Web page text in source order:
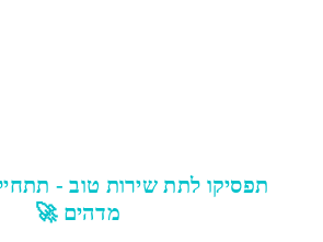
תפסיקו לתת שירות טוב -
מדהים 🚀